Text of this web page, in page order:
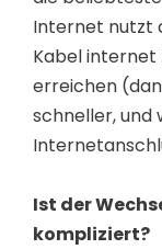
Internet nutzt
Kabel internet
erreichen
schneller, und
Ist der
kompliziert?